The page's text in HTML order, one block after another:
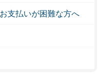
支払いが困難な方へ